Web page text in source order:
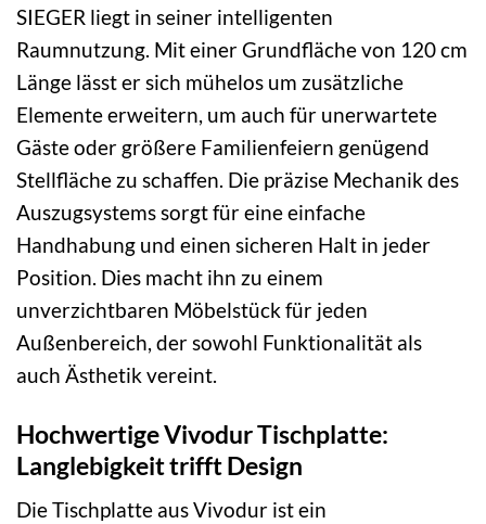
SIEGER liegt in seiner intelligenten
Raumnutzung. Mit einer Grundfläche von 120 cm
Länge lässt er sich mühelos um zusätzliche
Elemente erweitern, um auch für unerwartete
Gäste oder größere Familienfeiern genügend
Stellfläche zu schaffen. Die präzise Mechanik des
Auszugsystems sorgt für eine einfache
Handhabung und einen sicheren Halt in jeder
Position. Dies macht ihn zu einem
unverzichtbaren Möbelstück für jeden
Außenbereich, der sowohl Funktionalität als
auch Ästhetik vereint.
Hochwertige Vivodur Tischplatte:
Langlebigkeit trifft Design
Die Tischplatte aus Vivodur ist ein